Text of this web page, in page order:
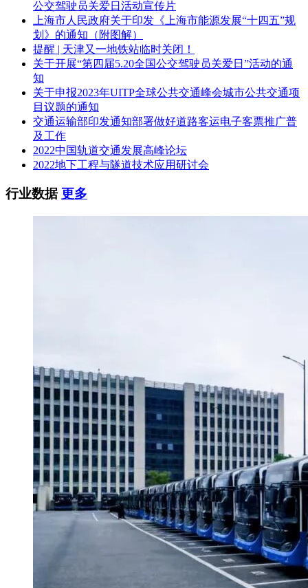
公交驾驶员关爱日活动宣传片
上海市人民政府关于印发《上海市能源发展“十四五”规
划》的通知（附图解）
提醒 | 天津又一地铁站临时关闭！
关于开展“第四届5.20全国公交驾驶员关爱日”活动的通
知
关于申报2023年UITP全球公共交通峰会城市公共交通项
目议题的通知
交通运输部印发通知部署做好道路客运电子客票推广普
及工作
2022中国轨道交通发展高峰论坛
2022地下工程与隧道技术应用研讨会
行业数据更多